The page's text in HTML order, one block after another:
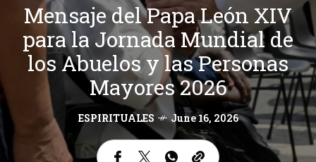
Mensaje del Papa León XIV
para la Jornada Mundial de
los Abuelos y las Personas
Mayores 2026
ESPIRITUALES June 16, 2026